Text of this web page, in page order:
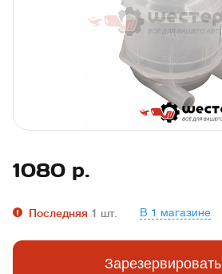
1080 р.
Последняя 1 шт. В 1 магазине
Зарезервировать